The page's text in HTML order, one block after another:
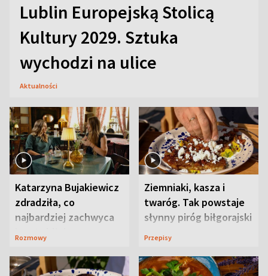
Lublin Europejską Stolicą
Kultury 2029. Sztuka
wychodzi na ulice
Aktualności
Katarzyna Bujakiewicz
zdradziła, co
najbardziej zachwyca
ją w Lublinie
Rozmowy
Ziemniaki, kasza i
twaróg. Tak powstaje
słynny piróg biłgorajski
Przepisy